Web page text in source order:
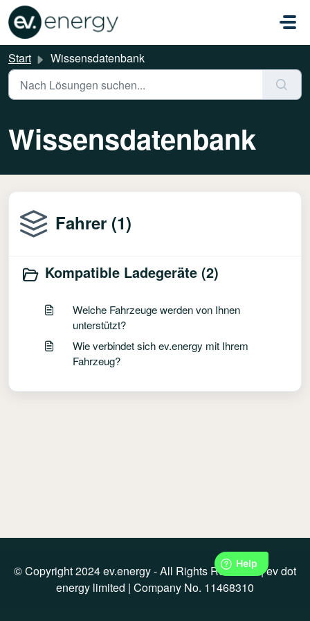
Zum hauptsächlichen Inhalt gehen
Start Wissensdatenbank
Wissensdatenbank
Fahrer (1)
Kompatible Ladegeräte (2)
Welche Fahrzeuge werden von Ihnen
unterstützt?
Wie verbindet sich ev.energy mit Ihrem
Fahrzeug?
© Copyright 2024 ev.energy - All Rights Reserved | ev dot
energy limited | Company No. 11468310